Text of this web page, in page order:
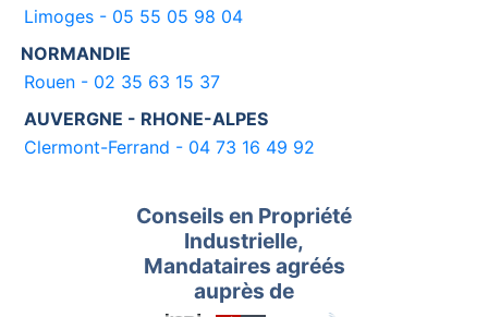
Limoges - 05 55 05 98 04
NORMANDIE
Rouen - 02 35 63 15 37
AUVERGNE - RHONE-ALPES
Clermont-Ferrand - 04 73 16 49 92
Conseils en Propriété
Industrielle,
Mandataires agréés
auprès de